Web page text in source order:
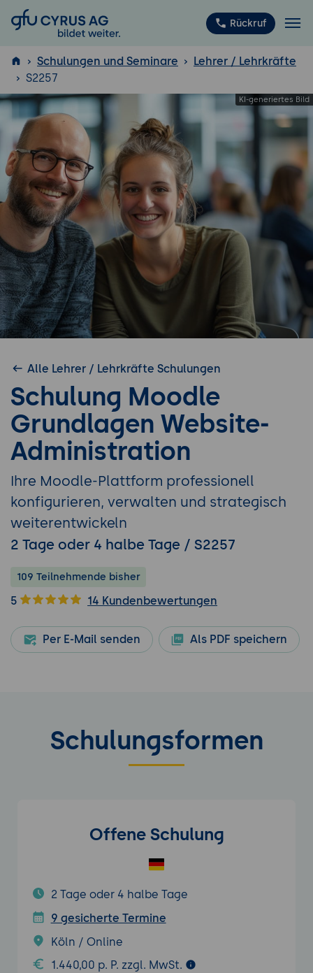
GFU Cyrus AG Rückruf
ISTQB ®
Schulungen und Seminare
Lehrer / Lehrkräfte
S2257
Alle Lehrer / Lehrkräfte Schulungen
Schulung Moodle
Grundlagen Website-
Administration
Ihre Moodle-Plattform professionell
konfigurieren, verwalten und strategisch
weiterentwickeln
2 Tage oder 4 halbe Tage / S2257
109 Teilnehmende bisher
5 14 Kundenbewertungen
Per E-Mail senden Als PDF speichern
Schulungsformen
Offene Schulung
2 Tage oder 4 halbe Tage
9 gesicherte Termine
Köln / Online
1.440,00 p. P. zzgl. MwSt.